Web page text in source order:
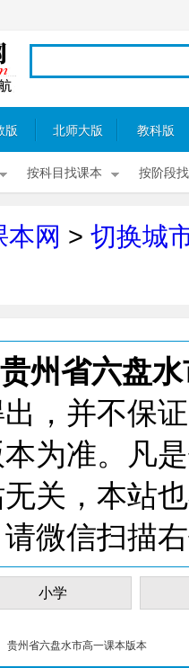
版 北师大版 教科版
按科目找课本 按阶段
本网 > 切换城
贵州省六盘
，并不保
为准。凡
关，本站
微信扫描
小学
贵州省六盘水市高一课本版本